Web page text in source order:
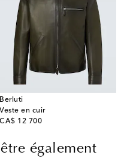
Berluti
Veste en cuir
CA$ 12 700
original price
également